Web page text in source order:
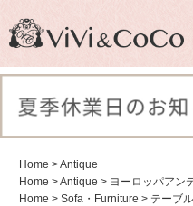
Home > Antique
Home > Antique > ヨーロッパアン
Home > Sofa・Furniture > テーブ
商品検索：